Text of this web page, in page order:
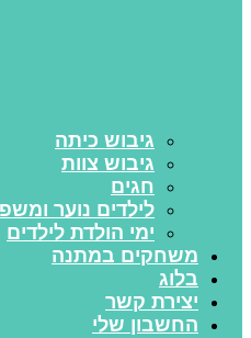
גיבוש כיתה
גיבוש צוות
חגים
לילדים נוער
ימי הולדת לילדים
משחקים במתנה
בלוג
יצירת קשר
החשבון שלי